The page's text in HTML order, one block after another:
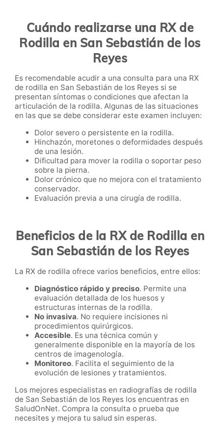
Cuándo realizarse una RX de
Rodilla en San Sebastián de los
Reyes
Es recomendable acudir a una consulta para una RX
de rodilla en San Sebastián de los Reyes si se
presentan síntomas o condiciones que afectan la
articulación de la rodilla. Algunas de las situaciones
en las que se debe considerar este examen incluyen:
Dolor severo o persistente en la rodilla.
Hinchazón, moretones o deformidades después
de una lesión.
Dificultad para mover la rodilla o soportar peso
sobre la pierna.
Dolor crónico que no mejora con el tratamiento
conservador.
Evaluación previa a una cirugía de rodilla.
Beneficios de la RX de Rodilla en
San Sebastián de los Reyes
La RX de rodilla ofrece varios beneficios, entre ellos:
Diagnóstico rápido y preciso. Permite una
evaluación detallada de los huesos y
estructuras internas de la rodilla.
No invasiva. No requiere incisiones ni
procedimientos quirúrgicos.
Accesible. Es una técnica común y
generalmente disponible en la mayoría de los
centros de imagenología.
Monitoreo. Facilita el seguimiento de la
evolución de lesiones y tratamientos.
Los mejores especialistas en radiografías de rodilla
de San Sebastián de los Reyes los encuentras en
SaludOnNet. Compra la consulta o prueba que
necesites y mejora tu salud sin esperas.